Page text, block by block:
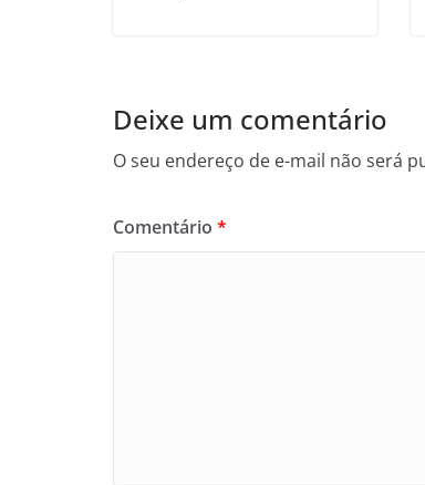
Deixe um comentário
O seu endereço de e-mail não será
Comentário *